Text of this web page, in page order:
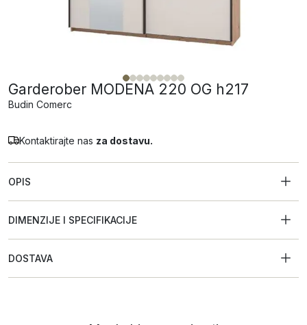
Garderober MODENA 220 OG h217
Budin Comerc
Kontaktirajte nas za dostavu.
OPIS
DIMENZIJE I SPECIFIKACIJE
DOSTAVA